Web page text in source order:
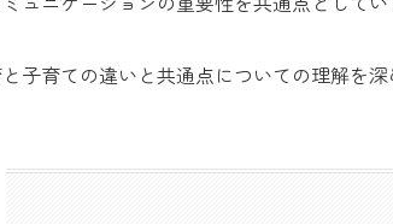
子育ての違いと共通点についての理解を